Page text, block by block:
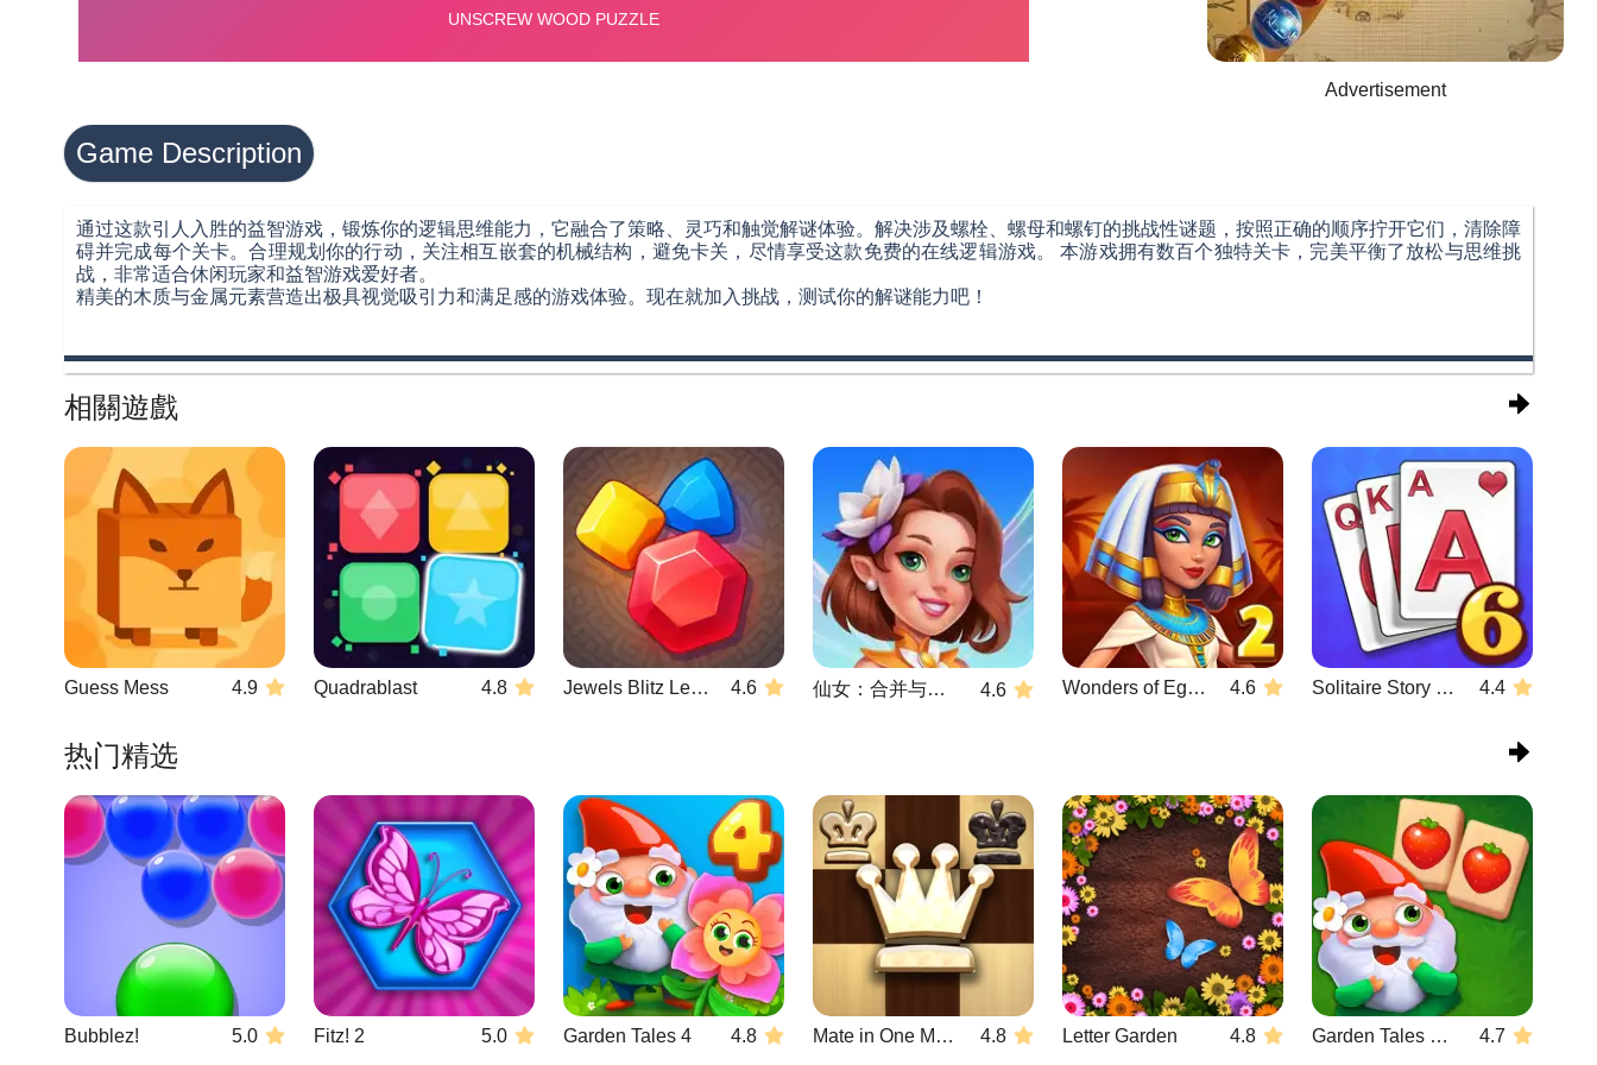
Advertisement
Game Description
通过这款引人入胜的益智游戏，锻炼你的逻辑思维能力，它融合了策略、灵巧和触觉解谜体验。解决涉及螺栓、螺母和螺钉的挑战性谜题，按照正确的顺序拧开它们，清除障
碍并完成每个关卡。合理规划你的行动，关注相互嵌套的机械结构，避免卡关，尽情享受这款免费的在线逻辑游戏。 本游戏拥有数百个独特关卡，完美平衡了放松与思维挑
战，非常适合休闲玩家和益智游戏爱好者。
精美的木质与金属元素营造出极具视觉吸引力和满足感的游戏体验。现在就加入挑战，测试你的解谜能力吧！
相關遊戲
Guess Mess 4.9 Quadrablast 4.8 Jewels Blitz Legends 4.6 仙女：合并与魔术 4.6 Wonders of Egypt Match 2 4.6 Solitaire Story Tripeaks 6 4.4
热门精选
Bubblez! 5.0 Fitz! 2 5.0 Garden Tales 4 4.8 Mate in One Move 4.8 Letter Garden 4.8 Garden Tales Mahjong 4.7